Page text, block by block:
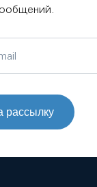
рассылку